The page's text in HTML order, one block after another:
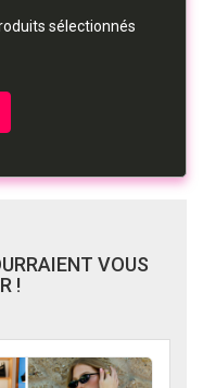
sélectionnés
VOUS
!